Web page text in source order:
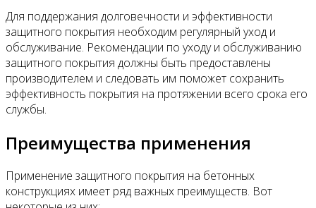
Для поддержания долговечности и эффективности
защитного покрытия необходим регулярный уход и
обслуживание. Рекомендации по уходу и обслуживанию
защитного покрытия должны быть предоставлены
производителем и следовать им поможет сохранить
эффективность покрытия на протяжении всего срока его
службы.
Преимущества применения
Применение защитного покрытия на бетонных
конструкциях имеет ряд важных преимуществ. Вот